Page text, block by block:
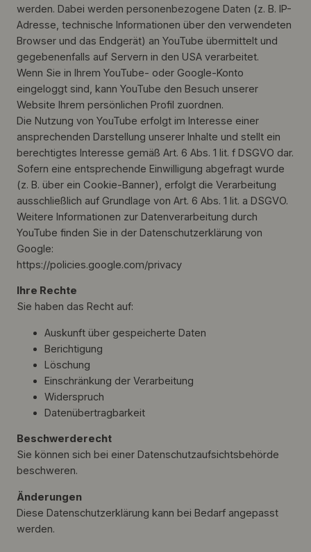
werden. Dabei werden personenbezogene Daten (z. B. IP-
Adresse, technische Informationen über den verwendeten
Browser und das Endgerät) an YouTube übermittelt und
gegebenenfalls auf Servern in den USA verarbeitet.
Wenn Sie in Ihrem YouTube- oder Google-Konto
eingeloggt sind, kann YouTube den Besuch unserer
Website Ihrem persönlichen Profil zuordnen.
Die Nutzung von YouTube erfolgt im Interesse einer
ansprechenden Darstellung unserer Inhalte und stellt ein
berechtigtes Interesse gemäß Art. 6 Abs. 1 lit. f DSGVO dar.
Sofern eine entsprechende Einwilligung abgefragt wurde
(z. B. über ein Cookie-Banner), erfolgt die Verarbeitung
ausschließlich auf Grundlage von Art. 6 Abs. 1 lit. a DSGVO.
Weitere Informationen zur Datenverarbeitung durch
YouTube finden Sie in der Datenschutzerklärung von
Google:
https://policies.google.com/privacy
Ihre Rechte
Sie haben das Recht auf:
Auskunft über gespeicherte Daten
Berichtigung
Löschung
Einschränkung der Verarbeitung
Widerspruch
Datenübertragbarkeit
Beschwerderecht
Sie können sich bei einer Datenschutzaufsichtsbehörde
beschweren.
Änderungen
Diese Datenschutzerklärung kann bei Bedarf angepasst
werden.